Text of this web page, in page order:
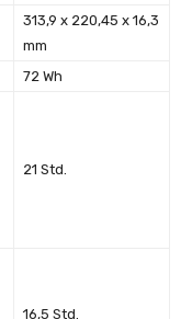
313,9 x 220,45 x 16,3
mm
72 Wh
21 Std.
16,5 Std.